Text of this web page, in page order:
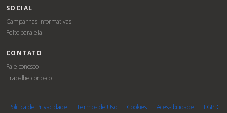
SOCIAL
Campanhas informativas
Feito para ela
CONTATO
Fale conosco
Trabalhe conosco
Política de Privacidade Termos de Uso Cookies Acessibilidade LGPD